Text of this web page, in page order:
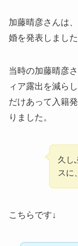
加藤晴彦さんは
婚を発表しました
当時の加藤晴彦
ィア露出を減ら
だけあって入籍
りました。
久し
スに
こちらです↓